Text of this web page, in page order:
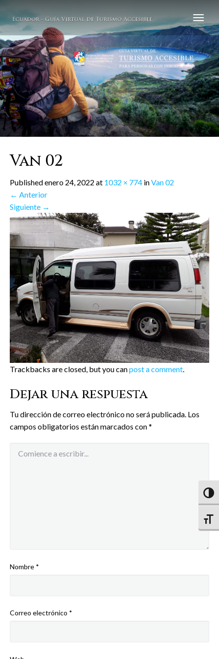
Van 02
Publishedenero 24, 2022 at 1032 × 774 inVan 02
← Anterior
Siguiente →
Trackbacks are closed, but you canpost a comment.
Dejar una respuesta
Tu dirección de correo electrónico no será publicada. Los
campos obligatorios están marcados con*
Nombre *
Correo electrónico *